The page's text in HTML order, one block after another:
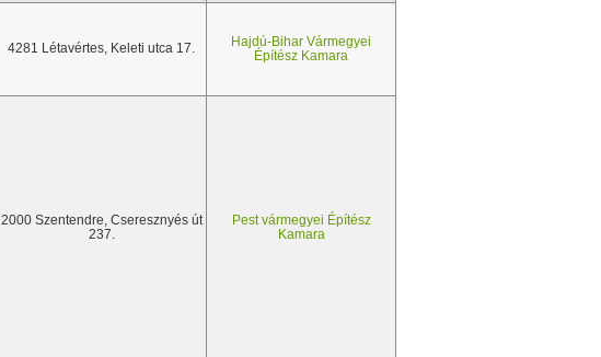
4281 Létavértes, Keleti utca 17.
Hajdú-Bihar Vármegyei
Építész Kamara
2000 Szentendre, Cseresznyés út
237.
Pest vármegyei Építész
Kamara